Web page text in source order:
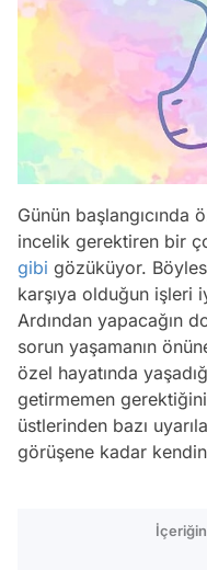
Günün
incelik gerektiren bir
gibi gözüküyor.
karşıya olduğun işleri
Ardından yapacağın
sorun yaşamanın
özel hayatında
getirmemen gerektiğini
üstlerinden bazı
görüşene kadar
İçeriğin